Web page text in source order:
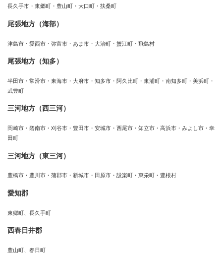
長久手市・東郷町・豊山町・大口町・扶桑町
尾張地方（海部）
津島市・愛西市・弥富市・あま市・大治町・蟹江町・飛島村
尾張地方（知多）
半田市・常滑市・東海市・大府市・知多市・阿久比町・東浦町・南知多町・美浜町・
武豊町
三河地方（西三河）
岡崎市・碧南市・刈谷市・豊田市・安城市・西尾市・知立市・高浜市・みよし市・幸
田町
三河地方（東三河）
豊橋市・豊川市・蒲郡市・新城市・田原市・設楽町・東栄町・豊根村
愛知郡
東郷町、長久手町
西春日井郡
豊山町、春日町